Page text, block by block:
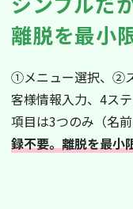
離脱を最小
①メニュー選択、②
客様情報入力、4ス
項目は3つのみ（名
録不要。離脱を最小